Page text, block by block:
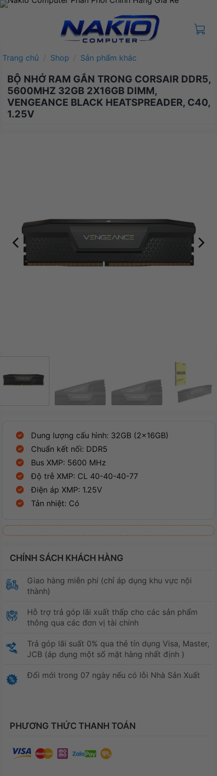
Bỏ
Trang chủ / Shop / Sản phẩm khác
BỘ NHỚ RAM GẮN TRONG CORSAIR DDR5,
5600MHZ 32GB 2X16GB DIMM,
VENGEANCE BLACK HEATSPREADER, C40,
1.25V
Dung lượng cấu hình: 32GB (2x16GB)
Chuẩn kết nối: DDR5
Bus XMP: 5600 MHz
Độ trễ XMP: CL 40-40-40-77
Điện áp XMP: 1.25V
Tản nhiệt: Có
CHÍNH SÁCH KHÁCH HÀNG
Giao hàng miễn phí (chỉ áp dụng khu vực nội
thành)
Hỗ trợ trả góp lãi xuất thấp cho các sản phẩm
thông qua các đơn vị tài chính
Trả góp lãi suất 0% qua thẻ tín dụng Visa, Master,
JCB (áp dụng một số mặt hàng nhất định )
Đổi mới trong 07 ngày nếu có lỗi Nhà Sản Xuất
PHƯƠNG THỨC THANH TOÁN